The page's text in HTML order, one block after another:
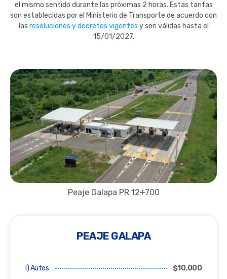
el mismo sentido durante las próximas 2 horas. Estas tarifas
son establecidas por el Ministerio de Transporte de acuerdo con
las resoluciones y decretos vigentes y son válidas hasta el
15/01/2027.
Peaje Galapa PR 12+700
PEAJE GALAPA
I) Autos
$10.000